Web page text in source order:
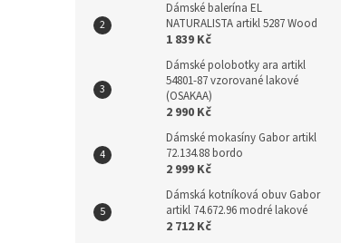
Dámské balerína EL
NATURALISTA artikl 5287 Wood
1 839 Kč
Dámské polobotky ara artikl
54801-87 vzorované lakové
(OSAKAA)
2 990 Kč
Dámské mokasíny Gabor artikl
72.134.88 bordo
2 999 Kč
Dámská kotníková obuv Gabor
artikl 74.672.96 modré lakové
2 712 Kč